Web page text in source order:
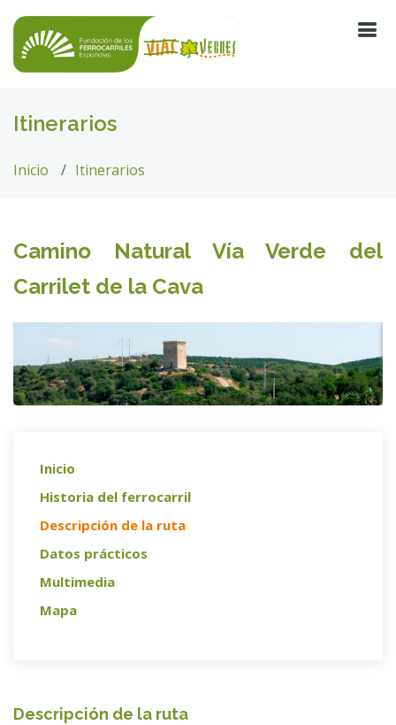
Itinerarios
Inicio Itinerarios
Camino Natural Vía Verde del
Carrilet de la Cava
Inicio
Historia del ferrocarril
Descripción de la ruta
Datos prácticos
Multimedia
Mapa
Descripción de la ruta